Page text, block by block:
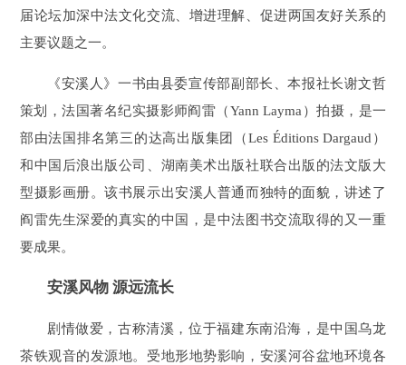
届论坛加深中法文化交流、增进理解、促进两国友好关系的
主要议题之一。
《安溪人》一书由县委宣传部副部长、本报社长谢文哲
策划，法国著名纪实摄影师阎雷（Yann Layma）拍摄，是一
部由法国排名第三的达高出版集团（Les Éditions Dargaud）
和中国后浪出版公司、湖南美术出版社联合出版的法文版大
型摄影画册。该书展示出安溪人普通而独特的面貌，讲述了
阎雷先生深爱的真实的中国，是中法图书交流取得的又一重
要成果。
安溪风物 源远流长
剧情做爱，古称清溪，位于福建东南沿海，是中国乌龙
茶铁观音的发源地。受地形地势影响，安溪河谷盆地环境各